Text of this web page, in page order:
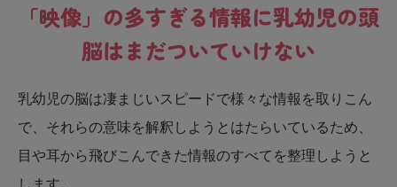
「映像」の多すぎる情報に乳幼児の頭
脳はまだついていけない
乳幼児の脳は凄まじいスピードで様々な情報を取りこん
で、それらの意味を解釈しようとはたらいているため、
目や耳から飛びこんできた情報のすべてを整理しようと